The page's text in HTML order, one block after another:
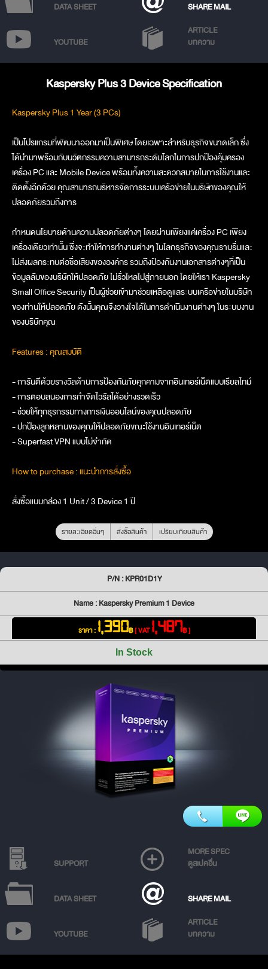
DATA SHEET SHARE MAIL
YOUTUBE
ARTICLE
บทความ
Kaspersky Plus 3 Device Specification
Kaspersky Plus 1 Year (3 PCs)
เป็นโปรแกรมที่พัฒนาออกมาเป็นพิเศษ โดยเฉพาะสำหรับธุรกิจขนาดเล็ก ซึ่ง
ได้นำมาพร้อมกับนวัตกรรมความสามารถระดับโลกในการปกป้องคุ้มครอง
เครื่อง PC และ Mobile Device พร้อมทั้งความสะดวกสบายในการใช้งานและ
ติดตั้งอีกด้วย คุณสามารถบริหารจัดการระบบเครือข่ายในบริษัทของคุณให้
ปลอดภัยรวมถึงการ
กำหนดนโยบายด้านความปลอดภัยต่างๆ โดยผ่านเพียงแค่เครื่อง PC เพียง
เครื่องเดียวเท่านั้น ซึ่งจะทำให้การทำงานต่างๆ ในโลกธุรกิจของคุณราบรื่นและ
ไม่ส่งผลกระทบต่อชื่อเสียงขององค์กร รวมถึงป้องกันงานเอกสารต่างๆที่เป็น
ข้อมูลลับของบริษัทให้ปลอดภัย ไม่รั่วไหลไปสู่ภายนอก โดยให้เรา Kaspersky
Small Office Security เป็นผู้ช่วยเข้ามาช่วยเหลือดูแลระบบเครือข่ายในบริษัท
ของท่านให้ปลอดภัย ดังนั้นคุณจึงวางใจได้ในการดำเนินงานต่างๆ ในระบบงาน
ของบริษัทคุณ
Features : คุณสมบัติ
- การันตีด้วยรางวัลด้านการป้องกันภัยคุกคามจากอินเทอร์เน็ตแบบเรียลไทม์
- การตอบสนองการกำจัดไวรัสได้อย่างรวดเร็ว
- ช่วยให้ทุกธุรกรรมทางการเงินออนไลน์ของคุณปลอดภัย
- ปกป้องลูกหลานของคุณให้ปลอดภัยขณะใช้งานอินเทอร์เน็ต
- Superfast VPN แบบไม่จำกัด
How to purchase : แนะนำการสั่งซื้อ
สั่งซื้อแบบกล่อง 1 Unit / 3 Device 1 ปี
รายละเอียดอื่นๆ สั่งซื้อสินค้า เปรียบเทียบสินค้า
P/N : KPR01D1Y
Name : Kaspersky Premium 1 Device
ราคา : 1,390฿[ VAT1,487฿ ]
In Stock
SUPPORT
MORE SPEC
ดูสเปคอื่น
DATA SHEET SHARE MAIL
YOUTUBE
ARTICLE
บทความ